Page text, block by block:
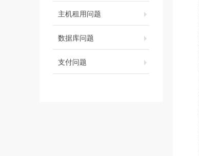
主机租用问题
数据库问题
支付问题